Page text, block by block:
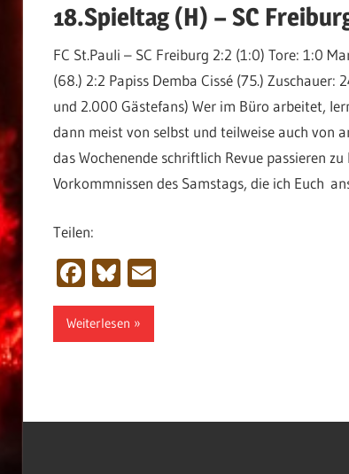
18.Spieltag (H) – SC
FC St.Pauli – SC Freiburg 2:2 (1:0) Tore: 1:0
(68.) 2:2 Papiss Demba Cissé (75.)
und 2.000 Gästefans) Wer im Büro arbeitet,
dann meist von selbst und teilweise auch von
das Wochenende schriftlich Revue passieren
Vorkommnissen des Samstags, die ich Euch
Teilen:
Facebook
Bluesky
Email
Weiterlesen